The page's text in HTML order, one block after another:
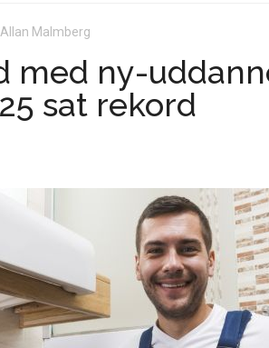
Allan Malmberg
med ny-
sat rekord